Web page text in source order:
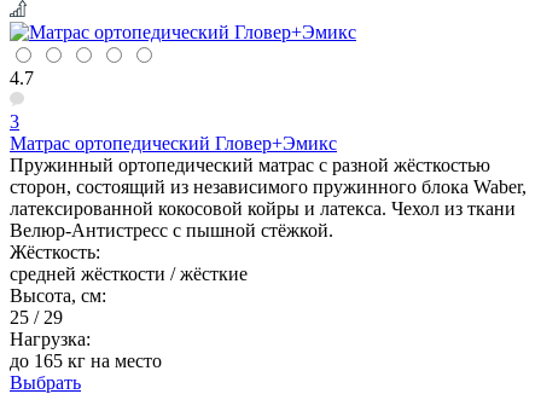
4.7
3
Матрас ортопедический Гловер+Эмикс
Пружинный ортопедический матрас с разной жёсткостью
сторон, состоящий из независимого пружинного блока Waber,
латексированной кокосовой койры и латекса. Чехол из ткани
Велюр-Антистресс с пышной стёжкой.
Жёсткость:
средней жёсткости / жёсткие
Высота, см:
25 / 29
Нагрузка:
до 165 кг на место
Выбрать